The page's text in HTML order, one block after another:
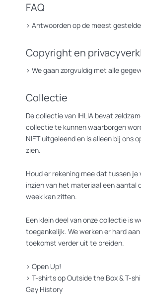
FAQ
> Antwoorden op de meest
Copyright en
> We gaan zorgvuldig met alle
Collectie
De collectie van IHLIA bevat
collectie te kunnen waarborgen
NIET uitgeleend en is alleen bij ons
zien.
Houd er rekening mee dat tussen je
inzien van het materiaal een aantal
week kan zitten.
Een klein deel van onze collectie is
toegankelijk. We werken er hard
toekomst verder uit te breiden.
> Open Up!
> T-shirts op Outside the Box&T-
Gay History